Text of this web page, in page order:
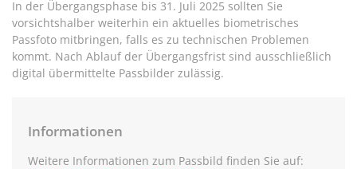
In der Übergangsphase bis 31. Juli 2025 sollten Sie
vorsichtshalber weiterhin ein aktuelles biometrisches
Passfoto mitbringen, falls es zu technischen Problemen
kommt. Nach Ablauf der Übergangsfrist sind ausschließlich
digital übermittelte Passbilder zulässig.
Informationen
Weitere Informationen zum Passbild finden Sie auf: